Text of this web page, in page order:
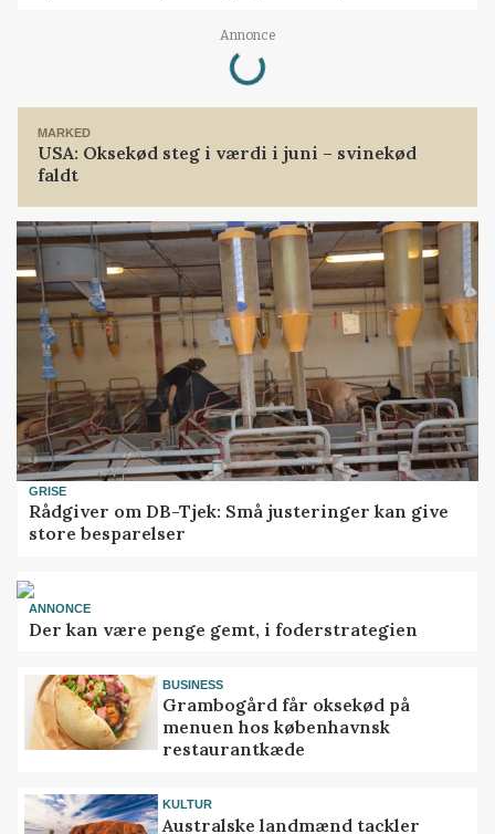
Annonce
Loading...
MARKED
USA: Oksekød steg i værdi i juni – svinekød
faldt
GRISE
Rådgiver om DB-Tjek: Små justeringer kan give
store besparelser
ANNONCE
Der kan være penge gemt, i foderstrategien
BUSINESS
Grambogård får oksekød på
menuen hos københavnsk
restaurantkæde
KULTUR
Australske landmænd tackler